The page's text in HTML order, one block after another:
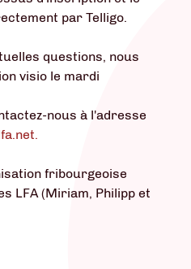
par Telligo.
questions, nous
visio le mardi
nous à l'adresse
.
fribourgeoise
LFA (Miriam, Philipp et